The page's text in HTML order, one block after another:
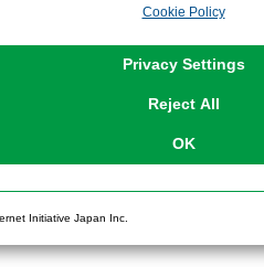
Strictly Necessary Cookies, please
rejection settings at any time via
Cookie Policy
Privacy Settings
Reject All
OK
Initiative Japan Inc.